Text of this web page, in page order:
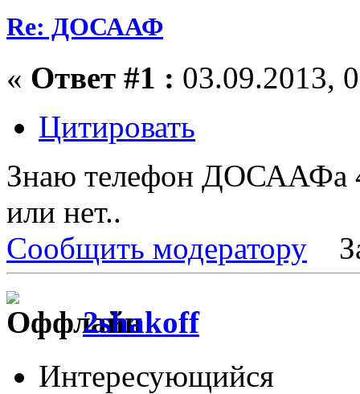
Re: ДОСААФ
« Ответ #1 : 03.09.2013,
Цитировать
Знаю телефон ДОСААФа
или нет..
Сообщить модератору
2shakoff
Интересующийся